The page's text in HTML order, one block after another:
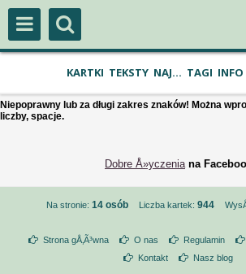
KARTKI TEKSTY NAJ... TAGI INFO
Niepoprawny lub za długi zakres znaków! Można
liczby, spacje.
Dobre Å»yczeniana
Na stronie: 14 osób Liczba kartek: 944
Strona gÅ‚Ã³wna O nas Regulamin
Kontakt
Nasz blog